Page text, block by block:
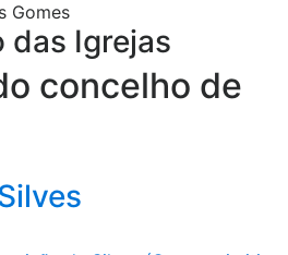
Gomes
das Igrejas
concelho de